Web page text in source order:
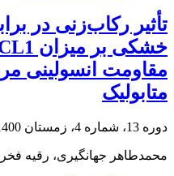
تأثیر رکاب‌زنی در
مقاومت انسولینی
متابولیک
دوره 13، شماره 4، زمستان 1400، صفحه
محمدطاهر جهانگیری، رقیه